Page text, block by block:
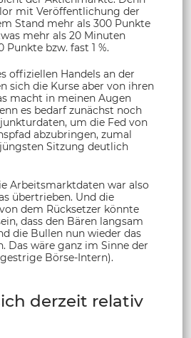
mit Veröffentlichung der
Stand mehr als 300 Punkte
mehr als 20 Minuten
Punkte bzw. fast 1 %.
offiziellen Handels an der
sich die Kurse aber von ihren
macht in meinen Augen
es bedarf zunächst noch
um die Fed von
abzubringen, zumal
Sitzung deutlich
Arbeitsmarktdaten war also
übertrieben. Und die
dem Rücksetzer könnte
dass den Bären langsam
die Bullen nun wieder das
Das wäre ganz im Sinne der
Börse-Intern).
derzeit relativ